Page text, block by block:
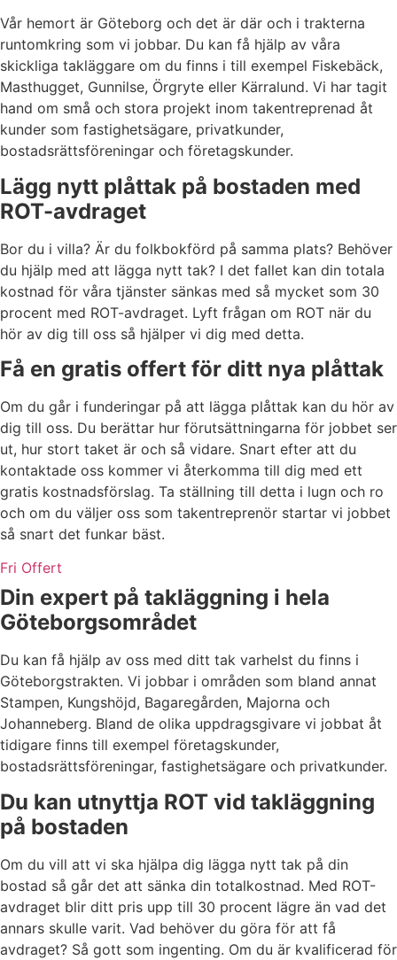
Vår hemort är Göteborg och det är där och i trakterna
runtomkring som vi jobbar. Du kan få hjälp av våra
skickliga takläggare om du finns i till exempel Fiskebäck,
Masthugget, Gunnilse, Örgryte eller Kärralund. Vi har tagit
hand om små och stora projekt inom takentreprenad åt
kunder som fastighetsägare, privatkunder,
bostadsrättsföreningar och företagskunder.
Lägg nytt plåttak på bostaden med
ROT-avdraget
Bor du i villa? Är du folkbokförd på samma plats? Behöver
du hjälp med att lägga nytt tak? I det fallet kan din totala
kostnad för våra tjänster sänkas med så mycket som 30
procent med ROT-avdraget. Lyft frågan om ROT när du
hör av dig till oss så hjälper vi dig med detta.
Få en gratis offert för ditt nya plåttak
Om du går i funderingar på att lägga plåttak kan du hör av
dig till oss. Du berättar hur förutsättningarna för jobbet ser
ut, hur stort taket är och så vidare. Snart efter att du
kontaktade oss kommer vi återkomma till dig med ett
gratis kostnadsförslag. Ta ställning till detta i lugn och ro
och om du väljer oss som takentreprenör startar vi jobbet
så snart det funkar bäst.
Fri Offert
Din expert på takläggning i hela
Göteborgsområdet
Du kan få hjälp av oss med ditt tak varhelst du finns i
Göteborgstrakten. Vi jobbar i områden som bland annat
Stampen, Kungshöjd, Bagaregården, Majorna och
Johanneberg. Bland de olika uppdragsgivare vi jobbat åt
tidigare finns till exempel företagskunder,
bostadsrättsföreningar, fastighetsägare och privatkunder.
Du kan utnyttja ROT vid takläggning
på bostaden
Om du vill att vi ska hjälpa dig lägga nytt tak på din
bostad så går det att sänka din totalkostnad. Med ROT-
avdraget blir ditt pris upp till 30 procent lägre än vad det
annars skulle varit. Vad behöver du göra för att få
avdraget? Så gott som ingenting. Om du är kvalificerad för